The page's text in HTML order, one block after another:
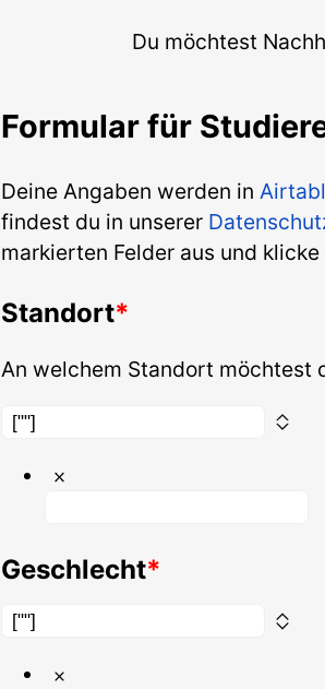
Du möchtest
Formular für
Deine Angaben werden in
findest du in unserer
markierten Felder aus und
Standort
An welchem Standort möchtest
Geschlecht